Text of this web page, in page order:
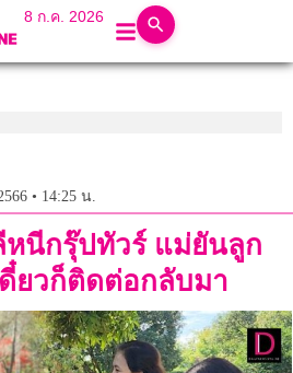
8 ก.ค. 2026
• 14:25 น.
หนีกรุ๊ปทัวร์ แม่ยันลูก
ยวก็ติดต่อกลับมา